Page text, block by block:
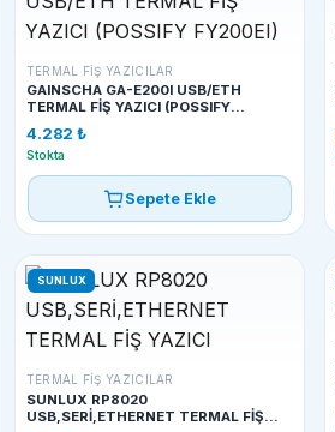
TERMAL FIŞ YAZICILAR
GAINSCHA GA-E200I USB/ETH
TERMAL FİŞ YAZICI (POSSIFY
FY200EI)
4.282 ₺
Stokta
Sepete Ekle
SUNLUX
TERMAL FIŞ YAZICILAR
SUNLUX RP8020
USB,SERİ,ETHERNET TERMAL FİŞ